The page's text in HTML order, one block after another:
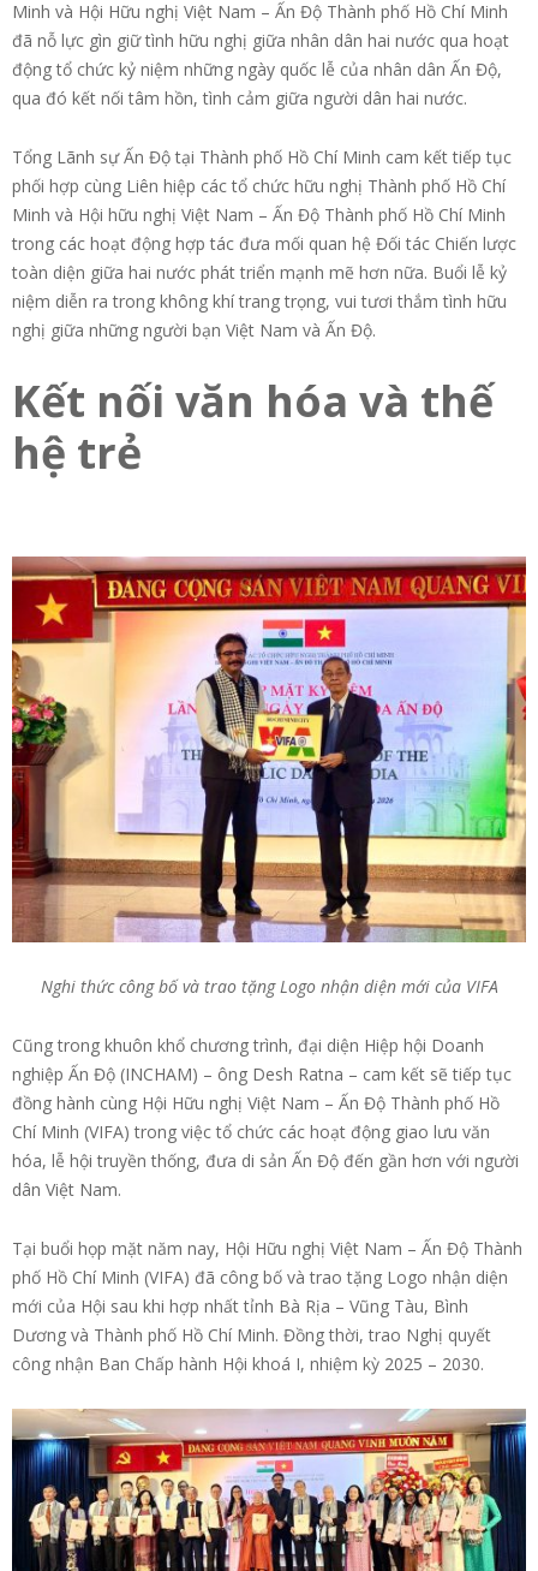
Minh và Hội Hữu nghị Việt Nam – Ấn Độ Thành phố Hồ Chí Minh
đã nỗ lực gìn giữ tình hữu nghị giữa nhân dân hai nước qua hoạt
động tổ chức kỷ niệm những ngày quốc lễ của nhân dân Ấn Độ,
qua đó kết nối tâm hồn, tình cảm giữa người dân hai nước.
Tổng Lãnh sự Ấn Độ tại Thành phố Hồ Chí Minh cam kết tiếp tục
phối hợp cùng Liên hiệp các tổ chức hữu nghị Thành phố Hồ Chí
Minh và Hội hữu nghị Việt Nam – Ấn Độ Thành phố Hồ Chí Minh
trong các hoạt động hợp tác đưa mối quan hệ Đối tác Chiến lược
toàn diện giữa hai nước phát triển mạnh mẽ hơn nữa. Buổi lễ kỷ
niệm diễn ra trong không khí trang trọng, vui tươi thắm tình hữu
nghị giữa những người bạn Việt Nam và Ấn Độ.
Kết nối văn hóa và thế
hệ trẻ
Nghi thức công bố và trao tặng Logo nhận diện mới của VIFA
Cũng trong khuôn khổ chương trình, đại diện Hiệp hội Doanh
nghiệp Ấn Độ (INCHAM) – ông Desh Ratna – cam kết sẽ tiếp tục
đồng hành cùng Hội Hữu nghị Việt Nam – Ấn Độ Thành phố Hồ
Chí Minh (VIFA) trong việc tổ chức các hoạt động giao lưu văn
hóa, lễ hội truyền thống, đưa di sản Ấn Độ đến gần hơn với người
dân Việt Nam.
Tại buổi họp mặt năm nay, Hội Hữu nghị Việt Nam – Ấn Độ Thành
phố Hồ Chí Minh (VIFA) đã công bố và trao tặng Logo nhận diện
mới của Hội sau khi hợp nhất tỉnh Bà Rịa – Vũng Tàu, Bình
Dương và Thành phố Hồ Chí Minh. Đồng thời, trao Nghị quyết
công nhận Ban Chấp hành Hội khoá I, nhiệm kỳ 2025 – 2030.